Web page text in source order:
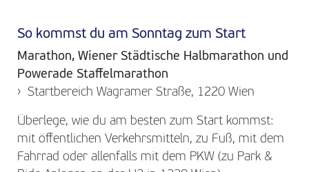
So kommst du am Sonntag zum Start
Marathon, Wiener Städtische Halbmarathon und
Powerade Staffelmarathon
Startbereich Wagramer Straße, 1220 Wien
Überlege, wie du am besten zum Start kommst:
mit öffentlichen Verkehrsmitteln, zu Fuß, mit dem
Fahrrad oder allenfalls mit dem PKW (zu Park &